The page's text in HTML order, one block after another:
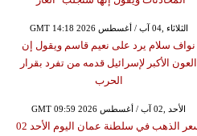
GMT 14:18 2026 الثلاثاء ,04 آب / أغسطس
نواف سلام يرد على نعيم قاسم ويقول إن
العون الأكبر لإسرائيل قدمه من تفرد بقرار
الحرب
GMT 09:59 2026 الأحد ,02 آب / أغسطس
سعر الذهب في سلطنة عمان اليوم الأحد 02